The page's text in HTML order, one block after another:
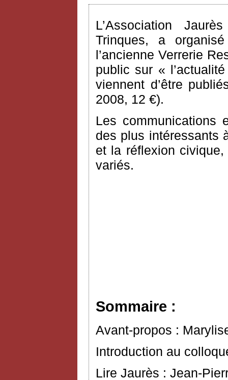
L’Association
Trinques, a
l’ancienne Verrerie
public sur «
viennent d’être
2008, 12 €).
Les communications
des plus intéressants
et la réflexion
variés.
Sommaire :
Avant-propos :
Introduction au
Lire Jaurès : Jean-